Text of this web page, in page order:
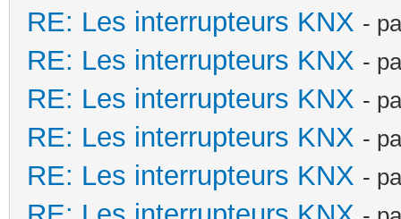
RE: Les interrupteurs KNX -
RE: Les interrupteurs KNX -
RE: Les interrupteurs KNX -
RE: Les interrupteurs KNX -
RE: Les interrupteurs KNX -